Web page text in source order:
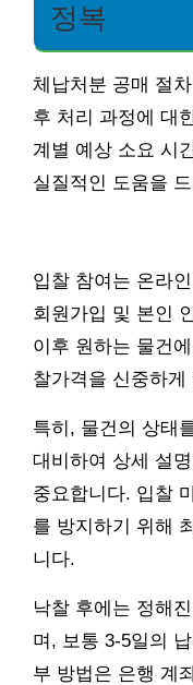
정복
체납처분 공매 절
후 처리 과정에 대
계별 예상 소요 시
실질적인 도움을
입찰 참여는 온라
회원가입 및 본인
이후 원하는 물건
찰가격을 신중하
특히, 물건의 상태
대비하여 상세 설
중요합니다. 입찰
를 방지하기 위해
니다.
낙찰 후에는 정해
며, 보통 3-5일의
부 방법은 은행 계